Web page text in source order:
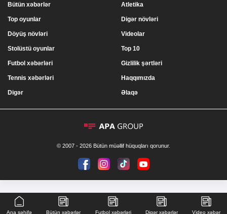
Bütün xəbərlər
Top oyunlar
Döyüş növləri
Stolüstü oyunlar
Atletika
Digər növləri
Videolar
Top 10
Futbol xəbərləri
Tennis xəbərləri
Digər
Gizlilik şərtləri
Haqqımızda
Əlaqə
© 2007 - 2026 Bütün müəllif hüquqları qorunur.
Ana səhifə Bütün xəbərlər Futbol xəbərləri Digər xəbərlər Video xəbər